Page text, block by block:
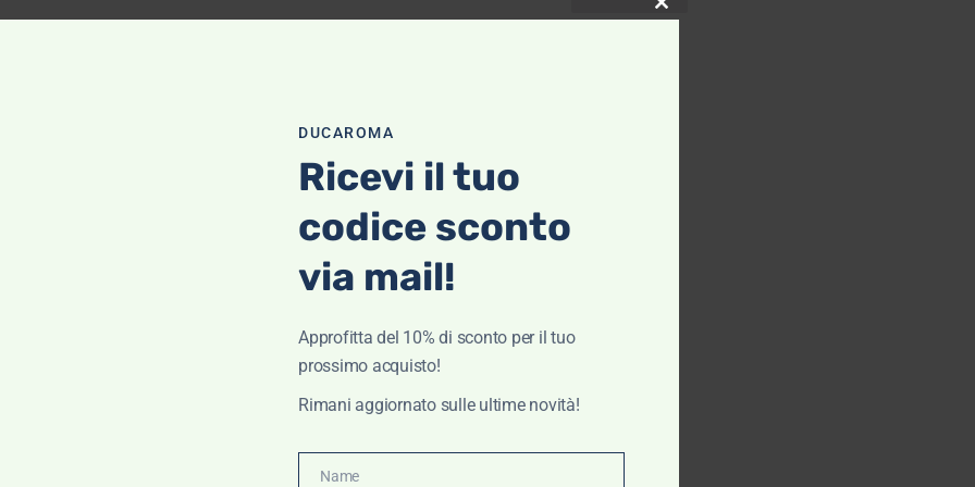
IN PROMOZIONE
da uomo Lenny- 40 Weft
Close this module
DUCAROMA
Ricevi il tuo
codice sconto
via mail!
Approfitta del 10% di sconto per il tuo
prossimo acquisto!
Rimani aggiornato sulle ultime novità!
Name